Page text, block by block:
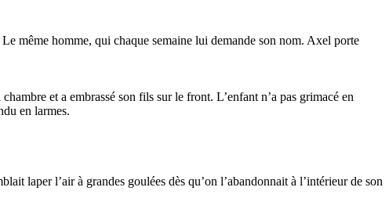
même homme, qui chaque semaine lui demande son nom. Axel porte
et a embrassé son fils sur le front. L’enfant n’a pas grimacé en
en larmes.
laper l’air à grandes goulées dès qu’on l’abandonnait à l’intérieur de son